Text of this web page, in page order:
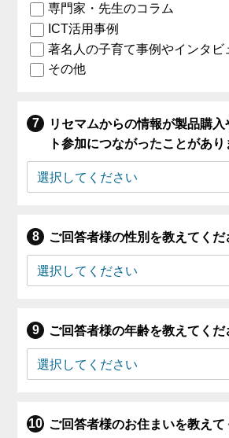
専門家・先生のコラム
ICT活用事例
著名人の子育て事例やインタビ
その他
リセマムからの情報が製品購
ト参加につながったことがあり
ご回答者様の性別を教えてくだ
ご回答者様の年齢を教えてくだ
ご回答者様のお住まいを教えて